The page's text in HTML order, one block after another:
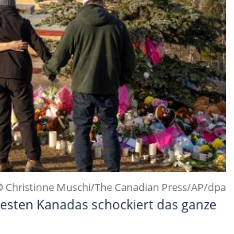
Christinne Muschi/The Canadian Press/AP/dpa
Kanadas schockiert das ganze